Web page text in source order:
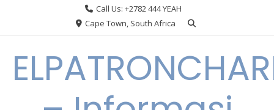
Call Us: +2782 444 YEAH
Cape Town, South Africa